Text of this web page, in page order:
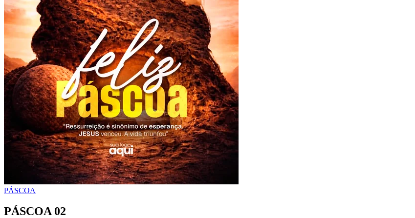
PÁSCOA
PÁSCOA 02